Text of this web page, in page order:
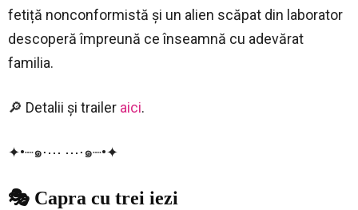
fetiță nonconformistă și un alien scăpat din laborator
descoperă împreună ce înseamnă cu adevărat
familia.
🔎 Detalii și trailer aici.
✦•┈๑⋅⋯ ⋯⋅๑┈•✦
🎭 Capra cu trei iezi